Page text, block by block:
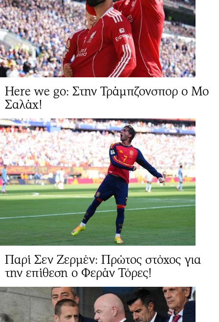
Here we go: Στην Τράμπζονσπορ ο Μο
Σαλάχ!
Παρί Σεν Ζερμέν: Πρώτος στόχος για
την επίθεση ο Φεράν Τόρες!